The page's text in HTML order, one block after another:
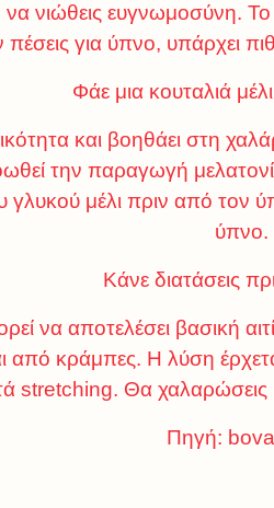
νιώθεις ευγνωμοσύνη.
για ύπνο, υπάρχει
Φάε μια κουταλιά
και βοηθάει στη
την παραγωγή
μέλι πριν από τον
ύπνο.
Κάνε διατάσεις
να αποτελέσει βασική
κράμπες. Η λύση
stretching. Θα
Πηγή: